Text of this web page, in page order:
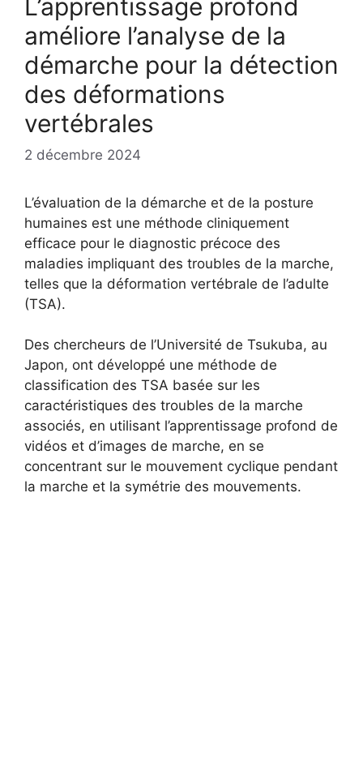
L’apprentissage profond
améliore l’analyse de la
démarche pour la détection
des déformations
vertébrales
2 décembre 2024
L’évaluation de la démarche et de la posture
humaines est une méthode cliniquement
efficace pour le diagnostic précoce des
maladies impliquant des troubles de la marche,
telles que la déformation vertébrale de l’adulte
(TSA).
Des chercheurs de l’Université de Tsukuba, au
Japon, ont développé une méthode de
classification des TSA basée sur les
caractéristiques des troubles de la marche
associés, en utilisant l’apprentissage profond de
vidéos et d’images de marche, en se
concentrant sur le mouvement cyclique pendant
la marche et la symétrie des mouvements.